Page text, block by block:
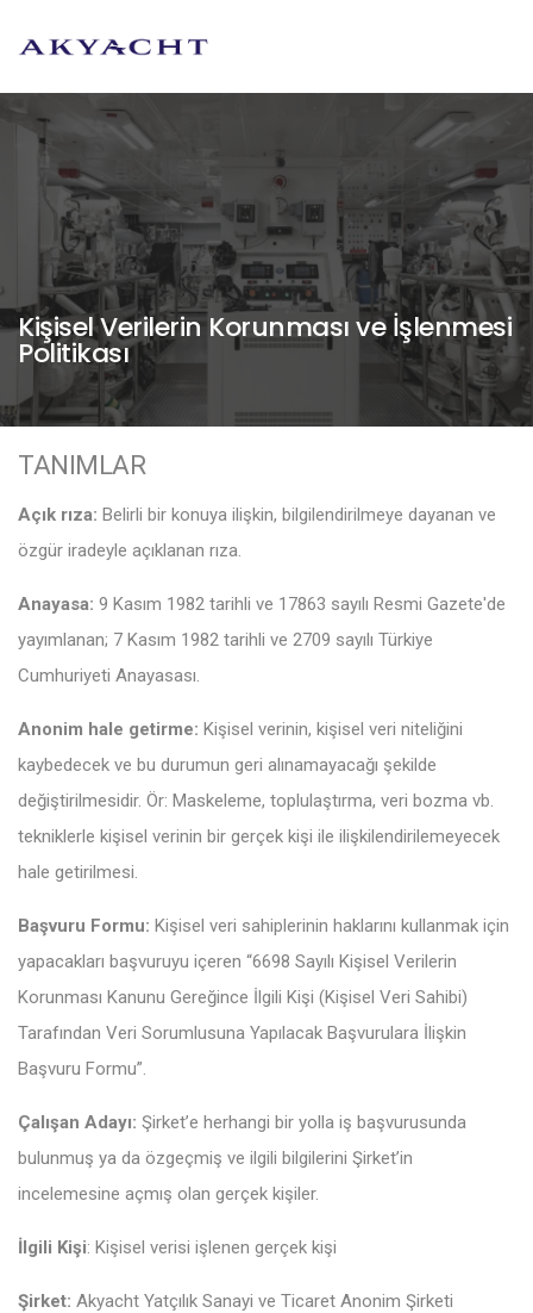
Kişisel Verilerin Korunması ve İşlenmesi
Politikası
TANIMLAR
Açık rıza: Belirli bir konuya ilişkin, bilgilendirilmeye dayanan ve
özgür iradeyle açıklanan rıza.
Anayasa: 9 Kasım 1982 tarihli ve 17863 sayılı Resmi Gazete'de
yayımlanan; 7 Kasım 1982 tarihli ve 2709 sayılı Türkiye
Cumhuriyeti Anayasası.
Anonim hale getirme: Kişisel verinin, kişisel veri niteliğini
kaybedecek ve bu durumun geri alınamayacağı şekilde
değiştirilmesidir. Ör: Maskeleme, toplulaştırma, veri bozma vb.
tekniklerle kişisel verinin bir gerçek kişi ile ilişkilendirilemeyecek
hale getirilmesi.
Başvuru Formu: Kişisel veri sahiplerinin haklarını kullanmak için
yapacakları başvuruyu içeren “6698 Sayılı Kişisel Verilerin
Korunması Kanunu Gereğince İlgili Kişi (Kişisel Veri Sahibi)
Tarafından Veri Sorumlusuna Yapılacak Başvurulara İlişkin
Başvuru Formu”.
Çalışan Adayı: Şirket’e herhangi bir yolla iş başvurusunda
bulunmuş ya da özgeçmiş ve ilgili bilgilerini Şirket’in
incelemesine açmış olan gerçek kişiler.
İlgili Kişi: Kişisel verisi işlenen gerçek kişi
Şirket: Akyacht Yatçılık Sanayi ve Ticaret Anonim Şirketi